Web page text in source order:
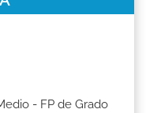
- FP de Grado